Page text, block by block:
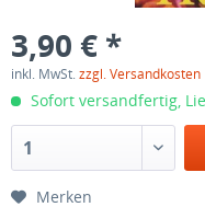
3,90 € *
inkl. MwSt.zzgl. Versandkosten
Sofort versandfertig,
Merken